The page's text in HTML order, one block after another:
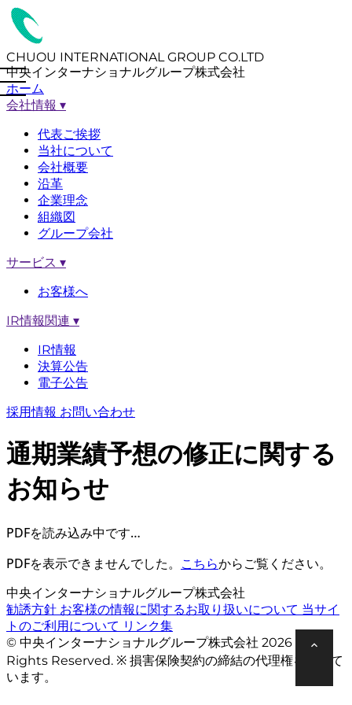
CHUOU INTERNATIONAL GROUP CO.LTD
中央インターナショナルグループ株式会社
ホーム
会社情報 ▾
代表ご挨拶
当社について
会社概要
沿革
企業理念
組織図
グループ会社
サービス ▾
お客様へ
IR情報関連 ▾
IR情報
決算公告
電子公告
採用情報 お問い合わせ
通期業績予想の修正に関する
お知らせ
PDFを読み込み中です…
PDFを表示できませんでした。 こちらからご覧ください。
中央インターナショナルグループ株式会社
勧誘方針 お客様の情報に関するお取り扱いについて 当サイ
トのご利用について リンク集
© 中央インターナショナルグループ株式会社 2026 All
Rights Reserved. ※ 損害保険契約の締結の代理権を有して
います。